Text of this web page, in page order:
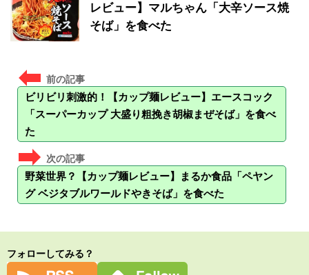
レビュー】マルちゃん「大辛ソース焼
そば」を食べた
ビリビリ刺激的！【カップ麺レビュー】エースコック
「スーパーカップ 大盛り粗挽き胡椒まぜそば」を食べ
た
野菜世界？【カップ麺レビュー】まるか食品「ペヤン
グ ベジタブルワールドやきそば」を食べた
フォローしてみる？